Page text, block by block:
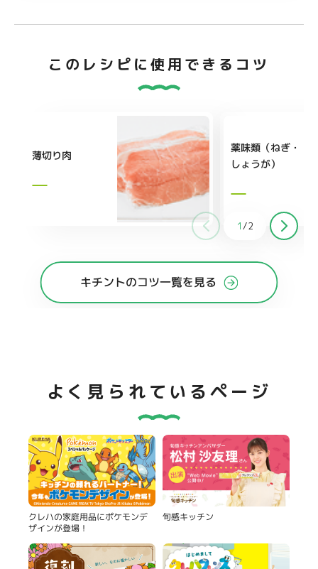
このレシピに使用できるコツ
薄切り肉
薬味類（ねぎ・
しょうが）
1/2
キチントのコツ一覧を見る
よく見られているページ
クレハの家庭用品にポケモンデ
ザインが登場！
旬感キッチン